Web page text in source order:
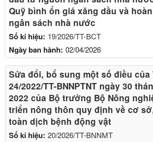
Số kí hiệu: 19/2026/TT-BCT
Ngày ban hành: 02/04/2026
Quỹ bình ổn giá xăng dầu và
ngân sách nhà nước
Số kí hiệu: 20/2026/TT-BNNMT
Sửa đổi, bổ sung một số điều
24/2022/TT-BNNPTNT ngày 30
2022 của Bộ trưởng Bộ Nông
triển nông thôn quy định về cơ
toàn dịch bệnh động vật